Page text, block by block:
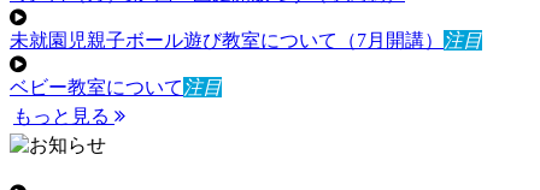
未就園児親子ボール遊び教室について（7月開講） 注目
ベビー教室について 注目
もっと見る